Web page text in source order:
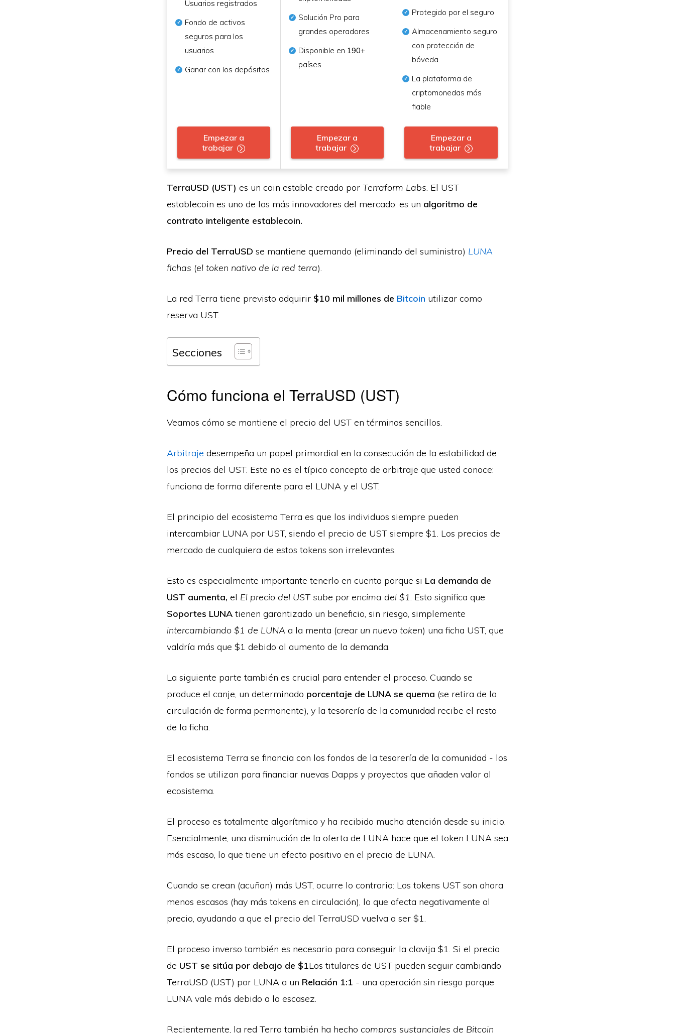
Usuarios registrados
Fondo de activos
seguros para los
usuarios
Ganar con los depósitos
Empezar a
trabajar
Solución Pro para
grandes operadores
Disponible en 190+
países
Empezar a
trabajar
Protegido por el seguro
Almacenamiento seguro
con protección de
bóveda
La plataforma de
criptomonedas más
fiable
Empezar a
trabajar
TerraUSD (UST) es un coin estable creado por Terraform Labs. El UST
establecoin es uno de los más innovadores del mercado: es un algoritmo de
contrato inteligente establecoin.
Precio del TerraUSD se mantiene quemando (eliminando del suministro) LUNA
fichas (el token nativo de la red terra).
La red Terra tiene previsto adquirir $10 mil millones de Bitcoin utilizar como
reserva UST.
Secciones
Cómo funciona el TerraUSD (UST)
Veamos cómo se mantiene el precio del UST en términos sencillos.
Arbitraje desempeña un papel primordial en la consecución de la estabilidad de
los precios del UST. Este no es el típico concepto de arbitraje que usted conoce:
funciona de forma diferente para el LUNA y el UST.
El principio del ecosistema Terra es que los individuos siempre pueden
intercambiar LUNA por UST, siendo el precio de UST siempre $1. Los precios de
mercado de cualquiera de estos tokens son irrelevantes.
Esto es especialmente importante tenerlo en cuenta porque si La demanda de
UST aumenta, el El precio del UST sube por encima del $1. Esto significa que
Soportes LUNA tienen garantizado un beneficio, sin riesgo, simplemente
intercambiando $1 de LUNA a la menta (crear un nuevo token) una ficha UST, que
valdría más que $1 debido al aumento de la demanda.
La siguiente parte también es crucial para entender el proceso. Cuando se
produce el canje, un determinado porcentaje de LUNA se quema (se retira de la
circulación de forma permanente), y la tesorería de la comunidad recibe el resto
de la ficha.
El ecosistema Terra se financia con los fondos de la tesorería de la comunidad - los
fondos se utilizan para financiar nuevas Dapps y proyectos que añaden valor al
ecosistema.
El proceso es totalmente algorítmico y ha recibido mucha atención desde su inicio.
Esencialmente, una disminución de la oferta de LUNA hace que el token LUNA sea
más escaso, lo que tiene un efecto positivo en el precio de LUNA.
Cuando se crean (acuñan) más UST, ocurre lo contrario: Los tokens UST son ahora
menos escasos (hay más tokens en circulación), lo que afecta negativamente al
precio, ayudando a que el precio del TerraUSD vuelva a ser $1.
El proceso inverso también es necesario para conseguir la clavija $1. Si el precio
de UST se sitúa por debajo de $1Los titulares de UST pueden seguir cambiando
TerraUSD (UST) por LUNA a un Relación 1:1 - una operación sin riesgo porque
LUNA vale más debido a la escasez.
Recientemente, la red Terra también ha hecho compras sustanciales de Bitcoin